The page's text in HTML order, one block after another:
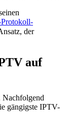
der
auf
Nachfolgend
gängigste IPTV-